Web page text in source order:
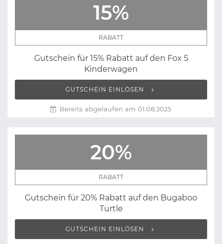
15%
RABATT
Gutschein für 15% Rabatt auf den Fox 5
Kinderwagen
GUTSCHEIN EINLÖSEN
Bereits abgelaufen am 01.08.2025
20%
RABATT
Gutschein für 20% Rabatt auf den Bugaboo
Turtle
GUTSCHEIN EINLÖSEN